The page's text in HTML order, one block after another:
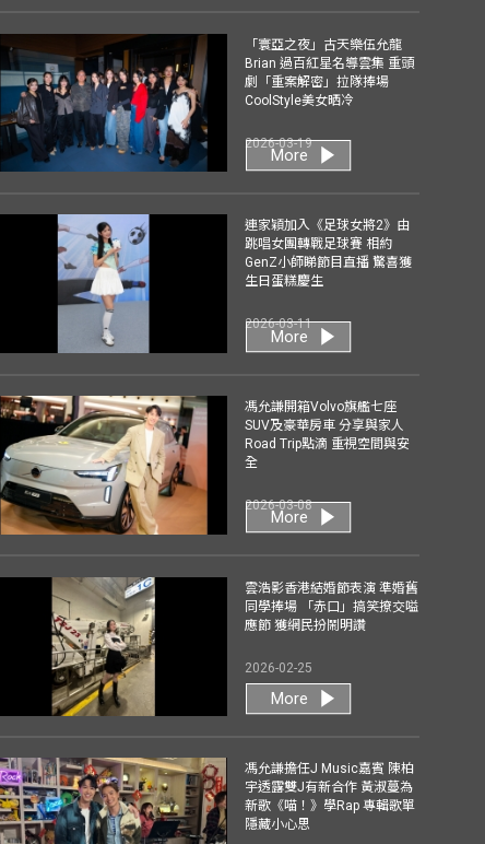
「寰亞之夜」古天樂伍允龍
Brian 過百紅星名導雲集 重頭
劇「重案解密」拉隊捧場
CoolStyle美女晒冷
2026-03-19
More
連家穎加入《足球女將2》由
跳唱女團轉戰足球賽 相約
GenZ小師睇節目直播 驚喜獲
生日蛋糕慶生
2026-03-11
More
馮允謙開箱Volvo旗艦七座
SUV及豪華房車 分享與家人
Road Trip點滴 重視空間與安
全
2026-03-08
More
雲浩影香港結婚節表演 準婚舊
同學捧場 「赤口」搞笑撩交嗌
應節 獲網民扮鬧明讚
2026-02-25
More
馮允謙擔任J Music嘉賓 陳柏
宇透露雙J有新合作 黃淑蔓為
新歌《喵！》學Rap 專輯歌單
隱藏小心思